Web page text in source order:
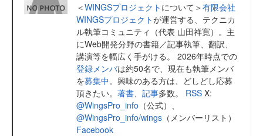
＜WINGSプロジェクト について＞有限会社
WINGSプロジェクトが運営する、テクニカ
ル執筆コミュニティ（代表 山田祥寛）。主
にWeb開発分野の書籍／記事執筆、翻訳、
講演等を幅広く手がける。 2026年時点での
登録メンバは約50名で、現在も執筆メンバ
を募集中。興味のある方は、どしどし応募
頂きたい。 著書 記事多数。 RSS X:
@WingsPro_info （公式）、
@WingsPro_info/wings （メンバーリスト）
Facebook